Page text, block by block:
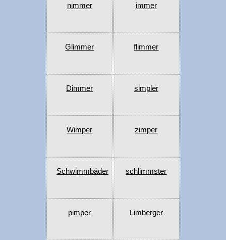
nimmer immer
Glimmer flimmer
Dimmer simpler
Wimper zimper
Schwimmbäder schlimmster
pimper Limberger